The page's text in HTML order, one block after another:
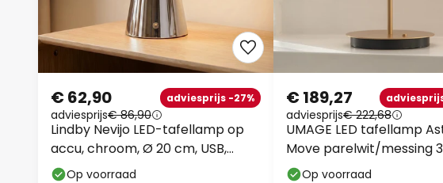
Lindby Nevijo LED-tafellamp op
accu, chroom, Ø 20 cm, USB,
dimmer
€ 62,90 adviesprijs -27%
adviesprijs€ 86,90
Op voorraad
UMAGE LED tafellamp
Move parelwit/messing
€ 189,27
adviesprijs€ 222,68
Op voorraad